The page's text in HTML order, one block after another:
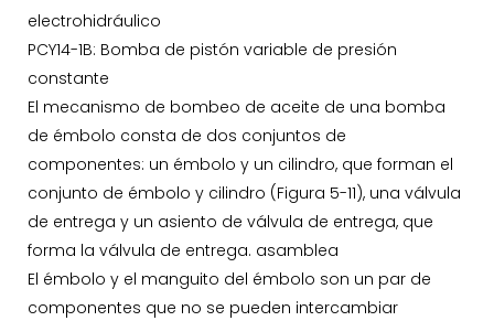
electrohidráulico
PCY14-1B: Bomba de pistón variable de presión
constante
El mecanismo de bombeo de aceite de una bomba
de émbolo consta de dos conjuntos de
componentes: un émbolo y un cilindro, que forman el
conjunto de émbolo y cilindro (Figura 5-11), una válvula
de entrega y un asiento de válvula de entrega, que
forma la válvula de entrega. asamblea
El émbolo y el manguito del émbolo son un par de
componentes que no se pueden intercambiar